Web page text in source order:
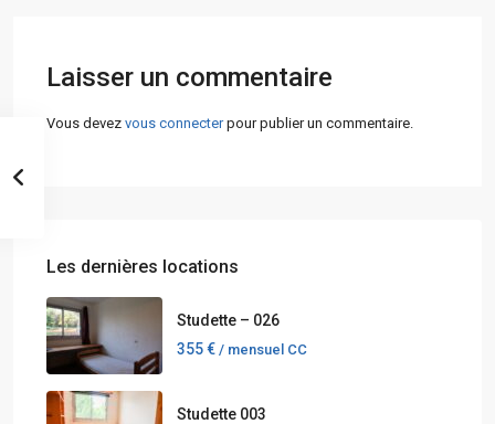
Laisser un commentaire
Vous devez vous connecterpour publier un commentaire.
Les dernières locations
Studette – 026
355 € / mensuel CC
Studette 003